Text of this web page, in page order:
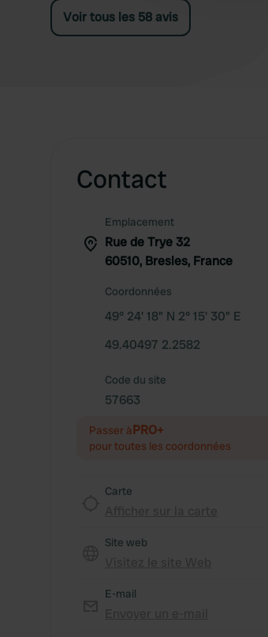
Voir tous les 58 avis
Contact
Emplacement
Rue de Trye 32
60510, Bresles, France
Coordonnées
49° 24' 18" N 2° 15' 30" E
49.40497 2.2582
Code du site
57663
Passer àPRO+
pour toutes les coordonnées
Carte
Site web
E-mail